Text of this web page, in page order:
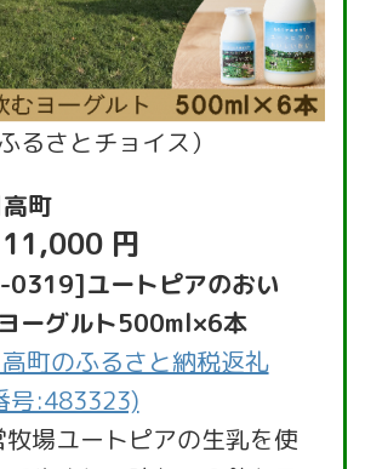
るさとチョイス）
町
11,000 円
ユートピアのおい
ーグルト500ml×6本
町のふるさと納税返礼
号:483323)
場ユートピアの生乳を使